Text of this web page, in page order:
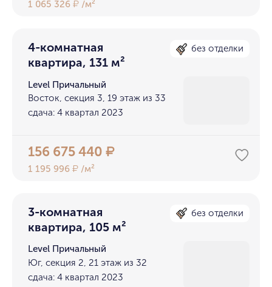
1 065 326₽ /м²
4-комнатная
квартира, 131 м²
без отделки
Level Причальный
Восток, секция 3, 19 этаж из 33
сдача: 4 квартал 2023
156 675 440₽
1 195 996₽ /м²
3-комнатная
квартира, 105 м²
без отделки
Level Причальный
Юг, секция 2, 21 этаж из 32
сдача: 4 квартал 2023